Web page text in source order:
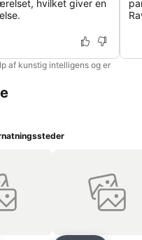
hvilket giver en
af kunstig intelligens og er